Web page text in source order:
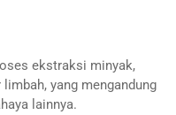
ekstraksi minyak,
yang mengandung
lainnya.